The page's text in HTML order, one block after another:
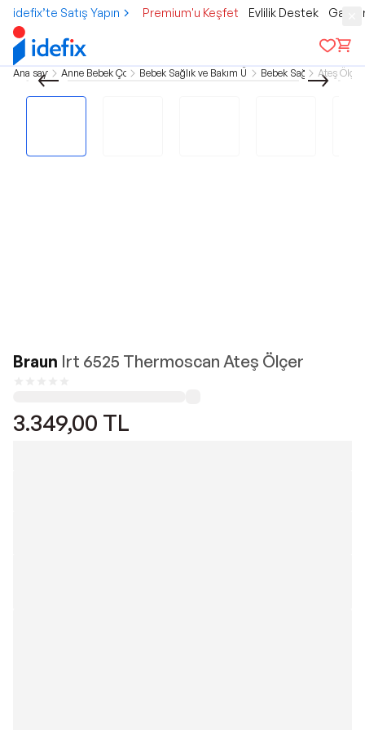
idefix’te Satış Yapın Premium'u Keşfet Evlilik Destek
Ana sayfa Anne Bebek ÇocukBebek Sağlık ve Bakım ÜrünleriBebek Sağlık Ateş Ölçer
Braun Irt 6525 Thermoscan Ateş Ölçer
3.349,00 TL